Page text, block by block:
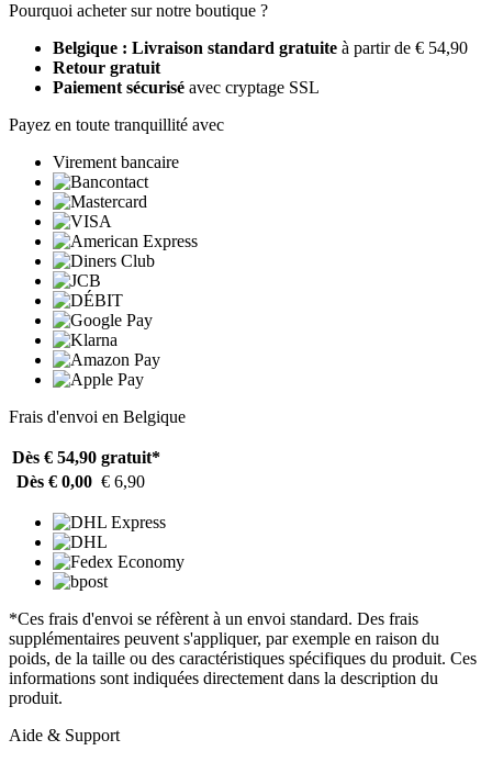
Pourquoi acheter sur notre boutique ?
Belgique : Livraison standard gratuite à partir de € 54,90
Retour gratuit
Paiement sécurisé avec cryptage SSL
Payez en toute tranquillité avec
Virement bancaire
Frais d'envoi en Belgique
Dès € 54,90 gratuit*
Dès € 0,00 € 6,90
*Ces frais d'envoi se réfèrent à un envoi standard. Des frais
supplémentaires peuvent s'appliquer, par exemple en raison du
poids, de la taille ou des caractéristiques spécifiques du produit. Ces
informations sont indiquées directement dans la description du
produit.
Aide & Support